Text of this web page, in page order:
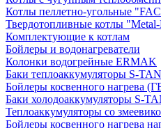
Котлы пеллетно-угольные
Твердотопливные котлы
Комплектующие к котлам
Бойлеры и водонагреватели
Колонки водогрейные ERMAK
Баки теплоаккумуляторы S-
Бойлеры косвенного нагрева
Баки холодоаккумуляторы S-
Теплоаккумуляторы со
Бойлеры косвенного нагрева